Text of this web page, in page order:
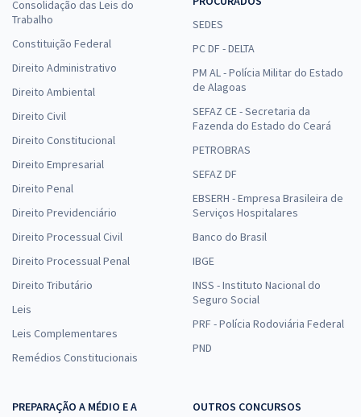
Consolidação das Leis do
Trabalho
Constituição Federal
Direito Administrativo
Direito Ambiental
Direito Civil
Direito Constitucional
Direito Empresarial
Direito Penal
Direito Previdenciário
Direito Processual Civil
Direito Processual Penal
Direito Tributário
Leis
Leis Complementares
Remédios Constitucionais
SEDES
PC DF - DELTA
PM AL - Polícia Militar do Estado
de Alagoas
SEFAZ CE - Secretaria da
Fazenda do Estado do Ceará
PETROBRAS
SEFAZ DF
EBSERH - Empresa Brasileira de
Serviços Hospitalares
Banco do Brasil
IBGE
INSS - Instituto Nacional do
Seguro Social
PRF - Polícia Rodoviária Federal
PND
PREPARAÇÃO A MÉDIO E A
OUTROS CONCURSOS